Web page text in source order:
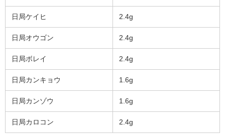
日局ケイヒ 2.4g
日局オウゴン 2.4g
日局ボレイ 2.4g
日局カンキョウ 1.6g
日局カンゾウ 1.6g
日局カロコン 2.4g